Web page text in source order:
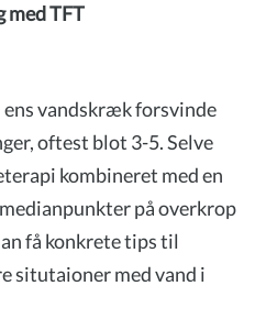
med TFT
vandskræk forsvinde
oftest blot 3-5. Selve
kombineret med en
på overkrop
få konkrete tips til
situtaioner med vand i